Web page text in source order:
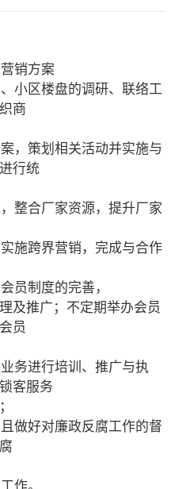
销方案
小区楼盘的调研、联络工
商
，策划相关活动并实施与
行统
整合厂家资源，提升厂家
施跨界营销，完成与合作
员制度的完善，
及推广；不定期举办会员
员
务进行培训、推广与执
客服务
做好对廉政反腐工作的督
作。